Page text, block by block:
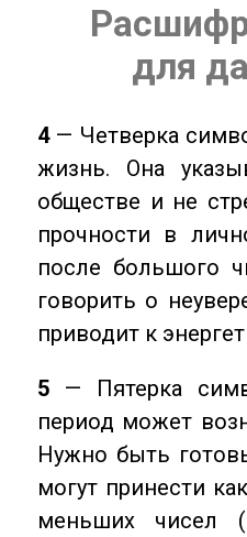
для
4— Четверка
жизнь. Она
обществе и не
прочности в
после большого
говорить о
приводит к
5 — Пятерка
период может
Нужно быть
могут принести
меньших чисел